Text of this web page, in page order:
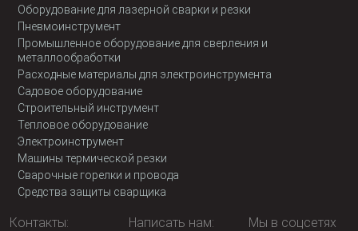
Оборудование для лазерной сварки и резки
Пневмоинструмент
Промышленное оборудование для сверления и
металлообработки
Расходные материалы для электроинструмента
Садовое оборудование
Строительный инструмент
Тепловое оборудование
Электроинструмент
Машины термической резки
Сварочные горелки и провода
Средства защиты сварщика
Контакты: Написать нам: Мы в соцсетях